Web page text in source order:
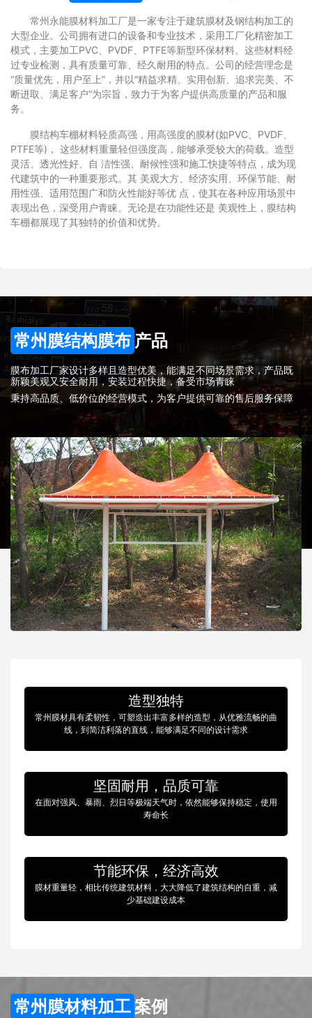
常州永能膜材料加工厂是一家专注于建筑膜材及钢结构加工的
大型企业。公司拥有进口的设备和专业技术，采用工厂化精密加工
模式，主要加工PVC、PVDF、PTFE等新型环保材料。这些材料经
过专业检测，具有质量可靠、经久耐用的特点。公司的经营理念是
“质量优先，用户至上”，并以“精益求精、实用创新、追求完美、不
断进取、满足客户”为宗旨，致力于为客户提供高质量的产品和服
务。
膜结构车棚材料轻质高强，用高强度的膜材(如PVC、PVDF、
PTFE等)， 这些材料重量轻但强度高，能够承受较大的荷载。造型
灵活、透光性好、自 洁性强、耐候性强和施工快捷等特点，成为现
代建筑中的一种重要形式。其 美观大方、经济实用、环保节能、耐
用性强、适用范围广和防火性能好等优 点，使其在各种应用场景中
表现出色，深受用户青睐。无论是在功能性还是 美观性上，膜结构
车棚都展现了其独特的价值和优势。
常州膜结构膜布 产品
膜布加工厂家设计多样且造型优美，能满足不同场景需求，产品既
新颖美观又安全耐用，安装过程快捷，备受市场青睐
秉持高品质、低价位的经营模式，为客户提供可靠的售后服务保障
造型独特
常州膜材具有柔韧性，可塑造出丰富多样的造型，从优雅流畅的曲
线，到简洁利落的直线，能够满足不同的设计需求
坚固耐用，品质可靠
在面对强风、暴雨、烈日等极端天气时，依然能够保持稳定，使用
寿命长
节能环保，经济高效
膜材重量轻，相比传统建筑材料，大大降低了建筑结构的自重，减
少基础建设成本
常州膜材料加工 案例